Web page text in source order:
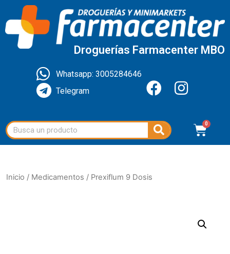
Droguerías Farmacenter MBO
Whatsapp: 3005284646
Telegram
Inicio / Medicamentos / Prexiflum 9 Dosis